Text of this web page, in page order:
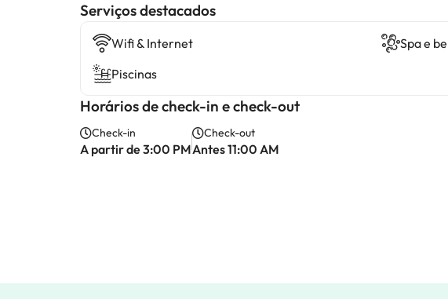
Serviços destacados
Wifi & Internet
Spa e
Piscinas
Horários de check-in e check-out
Check-in
A partir de 3:00 PM
Check-out
Antes 11:00 AM